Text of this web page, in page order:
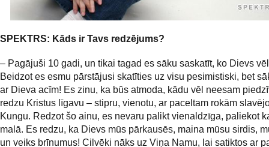
SPEKTRS: Kāds ir Tavs redzējums?
– Pagājuši 10 gadi, un tikai tagad es sāku saskatīt, ko Dievs
Beidzot es esmu pārstājusi skatīties uz visu pesimistiski, bet
ar Dieva acīm! Es zinu, ka būs atmoda, kādu vēl neesam
redzu Kristus līgavu – stipru, vienotu, ar paceltam rokām
Kungu. Redzot šo ainu, es nevaru palikt vienaldzīga, paliekot
malā. Es redzu, ka Dievs mūs pārkausēs, maina mūsu sirdis,
un veiks brīnumus! Cilvēki nāks uz Viņa Namu, lai satiktos ar